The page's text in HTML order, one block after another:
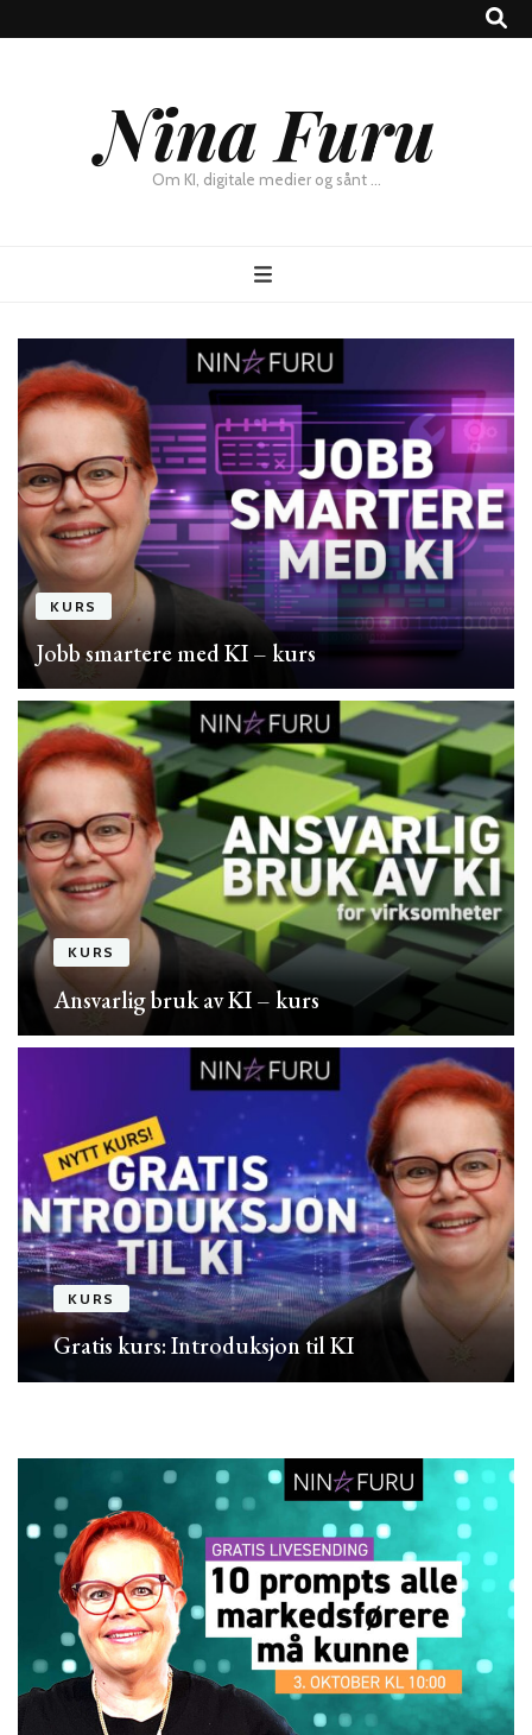
Nina Furu
Om KI, digitale medier og sånt …
KURS
Jobb smartere med KI – kurs
KURS
Ansvarlig bruk av KI – kurs
KURS
Gratis kurs: Introduksjon til KI